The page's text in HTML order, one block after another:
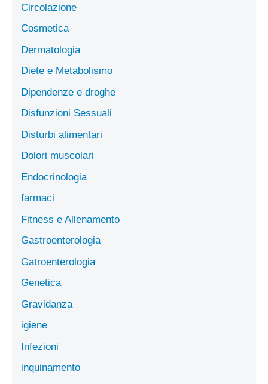
Circolazione
Cosmetica
Dermatologia
Diete e Metabolismo
Dipendenze e droghe
Disfunzioni Sessuali
Disturbi alimentari
Dolori muscolari
Endocrinologia
farmaci
Fitness e Allenamento
Gastroenterologia
Gatroenterologia
Genetica
Gravidanza
igiene
Infezioni
inquinamento